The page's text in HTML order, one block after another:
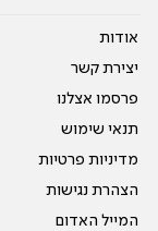
אודות
יצירת קשר
פרסמו אצלנו
תנאי שימוש
מדיניות פרטיות
הצהרת נגישות
המייל האדום